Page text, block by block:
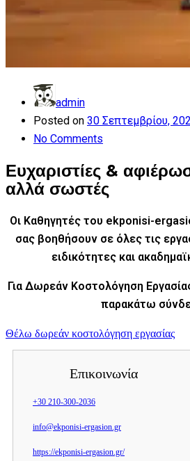
admin
Posted on 30 Σεπτεμβρίου,
No Comments
Ευχαριστίες &
αλλά σωστές
Οι Καθηγητές του ekponisi-
σας βοηθήσουν σε όλες τις
ειδικότητες και
Για Δωρεάν Κοστολόγηση
παρακάτω
Θέλω δωρεάν κοστολόγηση εργασίας
Επικοινωνία
+30 210-300-2036
info@ekponisi-ergasion.gr
https://ekponisi-ergasion.gr/